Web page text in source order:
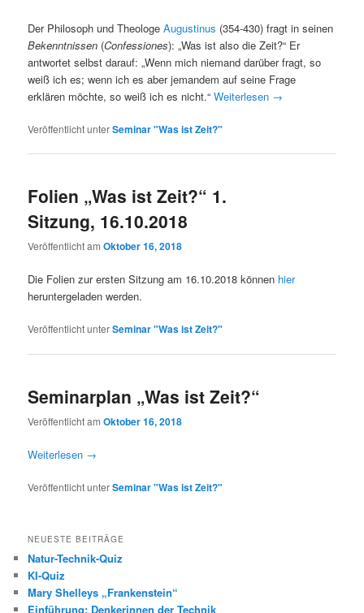
Der Philosoph und TheologeAugustinus (354-430) fragt in seinen
Bekenntnissen (Confessiones): „Was ist also die Zeit?“ Er
antwortet selbst darauf: „Wenn mich niemand darüber fragt, so
weiß ich es; wenn ich es aber jemandem auf seine Frage
erklären möchte, so weiß ich es nicht.“Weiterlesen →
Veröffentlicht unterSeminar "Was ist Zeit?"
Folien „Was ist Zeit?“ 1.
Sitzung, 16.10.2018
Veröffentlicht amOktober 16, 2018
Die Folien zur ersten Sitzung am 16.10.2018 können hier
heruntergeladen werden.
Veröffentlicht unterSeminar "Was ist Zeit?"
Seminarplan „Was ist Zeit?“
Veröffentlicht amOktober 16, 2018
Weiterlesen →
Veröffentlicht unterSeminar "Was ist Zeit?"
NEUESTE BEITRÄGE
Natur-Technik-Quiz
KI-Quiz
Mary Shelleys „Frankenstein“
Einführung: Denkerinnen der Technik